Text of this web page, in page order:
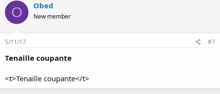
O Obed
New member
5/11/17 #7
Tenaille coupante
<t>Tenaille coupante</t>